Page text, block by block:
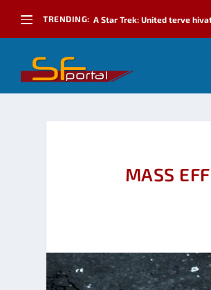
TRENDING: A Star Trek: United terve
MASS